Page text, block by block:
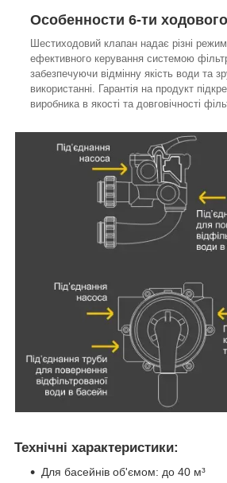
Особенности 6-ти
Шестиходовий клапан надає різні
ефективного керування системою
забезпечуючи відмінну якість води та
використанні. Гарантія на продукт
виробника в якості та довговічності
Технічні характеристики:
Для басейнів об'ємом: до 40 м³